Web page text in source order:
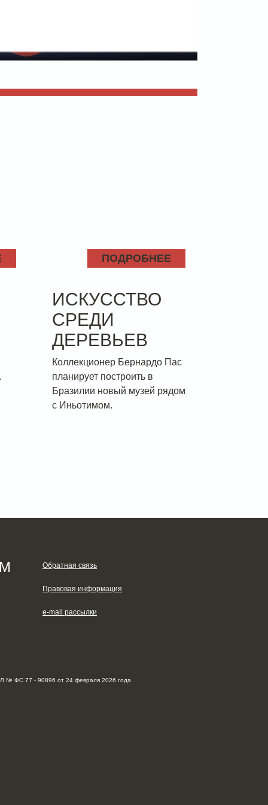
ПОДРОБНЕЕ
ИСКУССТВО
СРЕДИ
ДЕРЕВЬЕВ
Коллекционер Бернардо Пас
планирует построить в
Бразилии новый музей рядом
с Иньотимом.
Обратная связь
Правовая информация
e-mail рассылки
№ ФС 77 - 90896 от 24 февраля 2026 года.